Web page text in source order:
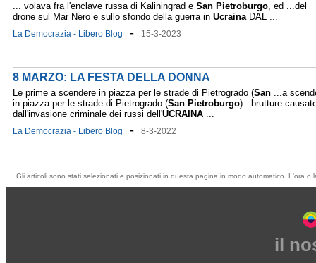
... volava fra l'enclave russa di Kaliningrad e San Pietroburgo, ed ...del
drone sul Mar Nero e sullo sfondo della guerra in UcrainaDAL ...
La Democrazia - Libero Blog - 15-3-2023
8 MARZO: LA FESTA DELLA DONNA
Le prime a scendere in piazza per le strade di Pietrogrado (San ...a
in piazza per le strade di Pietrogrado (San Pietroburgo)...brutture
dall'invasione criminale dei russi dell'UCRAINA ...
La Democrazia - Libero Blog - 8-3-2022
Gli articoli sono stati selezionati e posizionati in questa pagina in modo automatico. L'ora
il